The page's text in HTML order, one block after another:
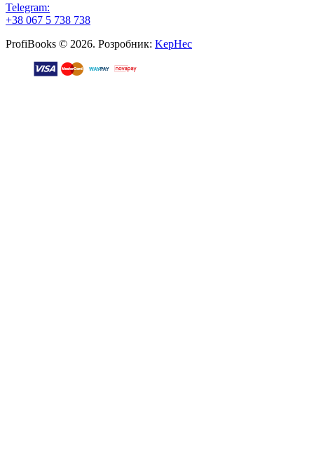
Telegram:
+38 067 5 738 738
ProfiBooks © 2026. Розробник: KepHec